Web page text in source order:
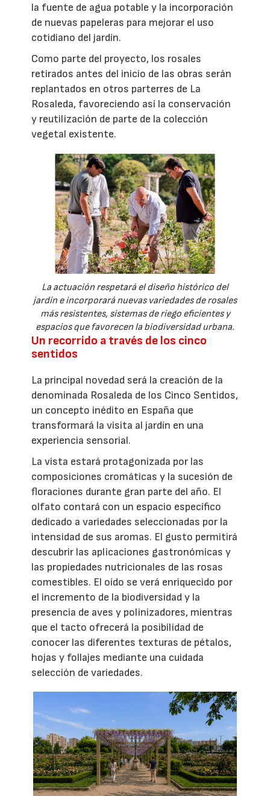
la fuente de agua potable y la incorporación
de nuevas papeleras para mejorar el uso
cotidiano del jardín.
Como parte del proyecto, los rosales
retirados antes del inicio de las obras serán
replantados en otros parterres de La
Rosaleda, favoreciendo así la conservación
y reutilización de parte de la colección
vegetal existente.
La actuación respetará el diseño histórico del
jardín e incorporará nuevas variedades de rosales
más resistentes, sistemas de riego eficientes y
espacios que favorecen la biodiversidad urbana.
Un recorrido a través de los cinco
sentidos
La principal novedad será la creación de la
denominada Rosaleda de los Cinco Sentidos,
un concepto inédito en España que
transformará la visita al jardín en una
experiencia sensorial.
La vista estará protagonizada por las
composiciones cromáticas y la sucesión de
floraciones durante gran parte del año. El
olfato contará con un espacio específico
dedicado a variedades seleccionadas por la
intensidad de sus aromas. El gusto permitirá
descubrir las aplicaciones gastronómicas y
las propiedades nutricionales de las rosas
comestibles. El oído se verá enriquecido por
el incremento de la biodiversidad y la
presencia de aves y polinizadores, mientras
que el tacto ofrecerá la posibilidad de
conocer las diferentes texturas de pétalos,
hojas y follajes mediante una cuidada
selección de variedades.